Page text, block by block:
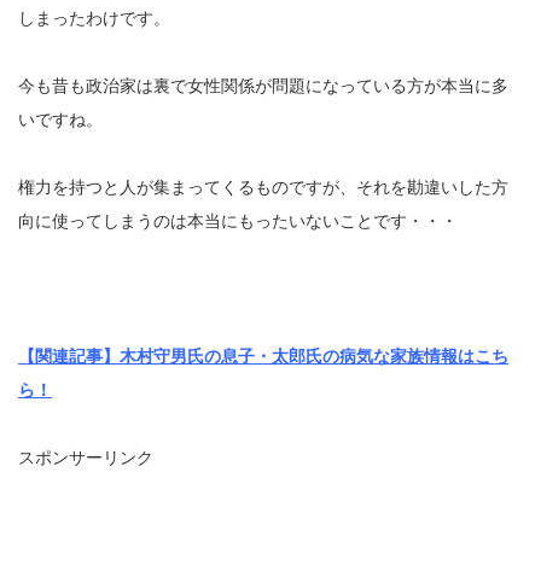
しまったわけです。
今も昔も政治家は裏で女性関係が問題になっている方が本当に多
いですね。
権力を持つと人が集まってくるものですが、それを勘違いした方
向に使ってしまうのは本当にもったいないことです・・・
【関連記事】木村守男氏の息子・太郎氏の病気な家族情報はこち
ら！
スポンサーリンク